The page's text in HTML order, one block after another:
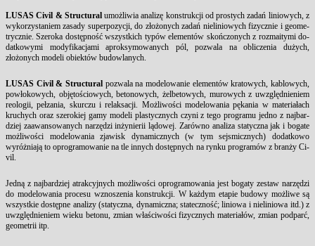
LU­SAS Ci­vil & Struc­tu­ralumożli­wia ana­lizę kon­struk­cji od pro­stych za­dań li­nio­wych, z
wy­ko­rzy­sta­niem za­sa­dy su­per­po­zy­cji, do złożonych za­dań nie­li­nio­wych fi­zycz­nie i geo­me­
trycz­nie. Sze­ro­ka dostępność wszyst­kich typów ele­mentów skończo­nych z roz­ma­ity­mi do­
dat­ko­wy­mi mo­dy­fi­ka­cja­mi aprok­sy­mo­wa­nych pól, po­zwa­la na ob­li­cze­nia dużych,
złożonych mo­de­li obiektów bu­dow­la­nych.
LU­SAS Ci­vil & Struc­tu­ral po­zwa­la na mo­de­lo­wa­nie ele­mentów kra­to­wych, ka­blo­wych,
powłoko­wych, objętościo­wych, be­to­no­wych, żel­be­to­wych, mu­ro­wych z uwzględnie­niem
re­olo­gii, pełza­nia, skur­czu i re­lak­sa­cji. Możli­wości mo­de­lo­wa­nia pęka­nia w ma­te­riałach
kru­chych oraz sze­ro­kiej ga­my mo­de­li pla­stycz­nych czy­ni z te­go pro­gra­mu jed­no z naj­bar­
dziej za­awan­so­wa­nych narzędzi inżynie­rii lądo­wej. Zarówno ana­li­za sta­tycz­na jak i bo­ga­te
możli­wości mo­de­lo­wa­nia zja­wisk dy­na­micz­nych (w tym sej­smicz­nych) do­dat­ko­wo
wyróżniają to opro­gra­mo­wa­nie na tle in­nych dostępnych na ryn­ku pro­gramów z branży Ci­
vil.
Jedną z naj­bar­dziej atrak­cyj­nych możli­wości opro­gra­mo­wa­nia jest bo­ga­ty ze­staw narzędzi
do mo­de­lo­wa­nia pro­ce­su wzno­sze­nia kon­struk­cji. W każdym eta­pie bu­do­wy możli­we są
wszyst­kie dostępne ana­li­zy (sta­tycz­na, dy­na­micz­na; sta­tecz­ność; li­nio­wa i nie­li­nio­wa itd.) z
uwzględnie­niem wie­ku be­to­nu, zmian właści­wości fi­zycz­nych ma­te­riałów, zmian pod­parć,
geo­me­trii itp.